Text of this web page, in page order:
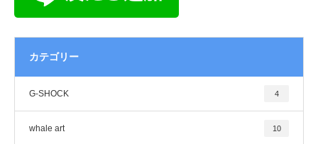
カテゴリー
G-SHOCK 4
whale art 10